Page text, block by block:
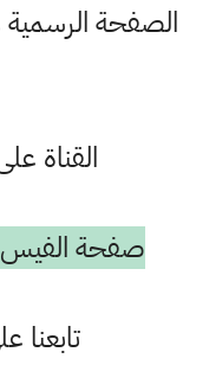
الصفحة
القناة
صفحة
تابعنا